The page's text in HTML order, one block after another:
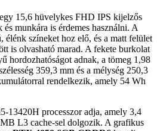
15,6 hüvelykes FHD IPS kijelzős
munkára is érdemes használni. A
élénk színeket hoz elő, és a matt felület
is olvasható marad. A fekete burkolat
hordozhatóságot adnak, a tömeg 1,98
359,3 mm és a mélység 250,3
rendelkezik, amely 54 Wh
13420H processzor adja, amely 3,4
L3 cache-sel dolgozik. A grafikus